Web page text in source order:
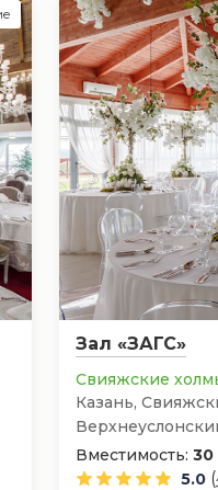
Зал «ЗАГС»
Свияжские
Казань,
Вместимость:30
5.0 (